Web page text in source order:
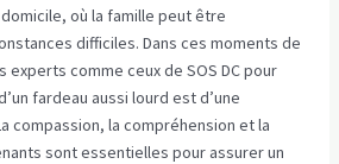
où la famille peut être
difficiles. Dans ces moments de
comme ceux de SOS DC pour
fardeau aussi lourd est d’une
compassion, la compréhension et la
sont essentielles pour assurer un